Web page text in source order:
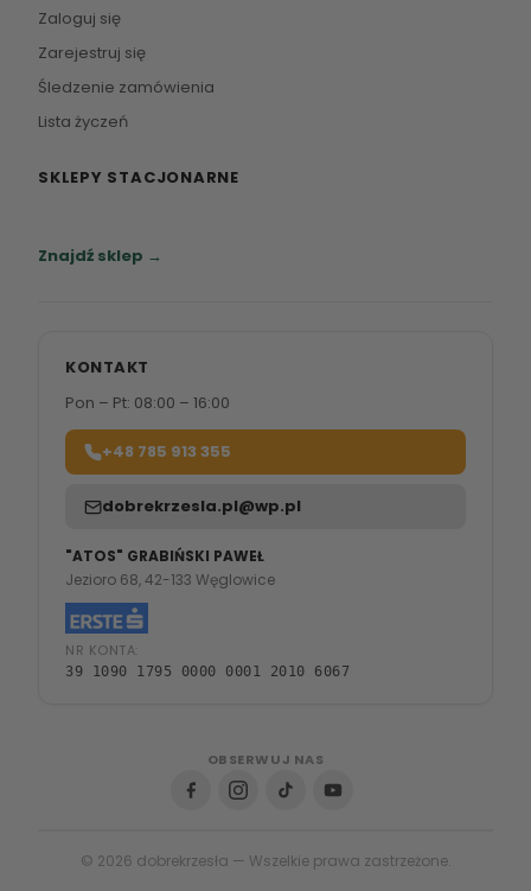
Zaloguj się
Zarejestruj się
Śledzenie zamówienia
Lista życzeń
SKLEPY STACJONARNE
Znajdź sklep →
KONTAKT
Pon – Pt: 08:00 – 16:00
+48 785 913 355
dobrekrzesla.pl@wp.pl
"ATOS" GRABIŃSKI PAWEŁ
Jezioro 68, 42-133 Węglowice
NR KONTA:
39 1090 1795 0000 0001 2010 6067
OBSERWUJ NAS
© 2026 dobrekrzesła — Wszelkie prawa zastrzeżone.